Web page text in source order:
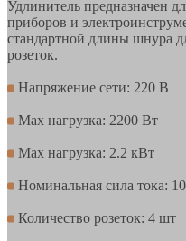
Удлинитель предназначен
приборов и
стандартной длины шнура
розеток.
Напряжение сети: 220 В
Max нагрузка: 2200 Вт
Max нагрузка: 2.2 кВт
Номинальная сила тока:
Количество розеток: 4 шт